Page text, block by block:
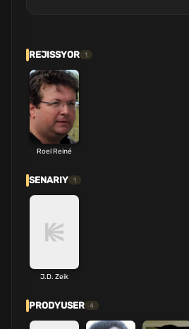
REJISSYOR 1
Roel Reiné
SENARIY 1
J.D. Zeik
PRODYUSER 4